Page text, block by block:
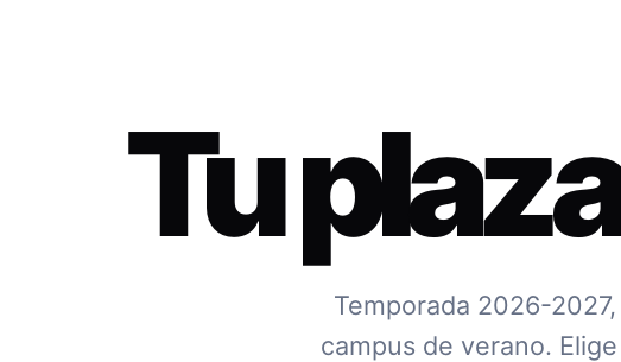
Tu
Temporada 2026-
campus de verano.